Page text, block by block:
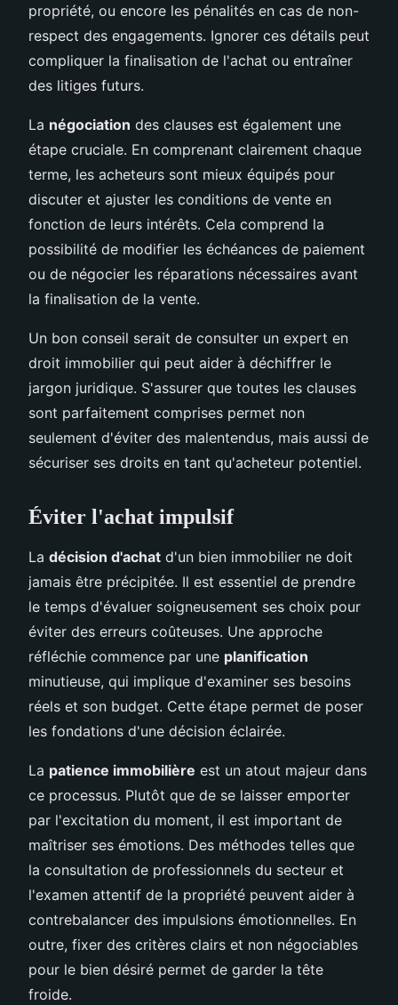
propriété, ou encore les pénalités en cas de non-
respect des engagements. Ignorer ces détails peut
compliquer la finalisation de l'achat ou entraîner
des litiges futurs.
La négociation des clauses est également une
étape cruciale. En comprenant clairement chaque
terme, les acheteurs sont mieux équipés pour
discuter et ajuster les conditions de vente en
fonction de leurs intérêts. Cela comprend la
possibilité de modifier les échéances de paiement
ou de négocier les réparations nécessaires avant
la finalisation de la vente.
Un bon conseil serait de consulter un expert en
droit immobilier qui peut aider à déchiffrer le
jargon juridique. S'assurer que toutes les clauses
sont parfaitement comprises permet non
seulement d'éviter des malentendus, mais aussi de
sécuriser ses droits en tant qu'acheteur potentiel.
Éviter l'achat impulsif
La décision d'achat d'un bien immobilier ne doit
jamais être précipitée. Il est essentiel de prendre
le temps d'évaluer soigneusement ses choix pour
éviter des erreurs coûteuses. Une approche
réfléchie commence par une planification
minutieuse, qui implique d'examiner ses besoins
réels et son budget. Cette étape permet de poser
les fondations d'une décision éclairée.
La patience immobilière est un atout majeur dans
ce processus. Plutôt que de se laisser emporter
par l'excitation du moment, il est important de
maîtriser ses émotions. Des méthodes telles que
la consultation de professionnels du secteur et
l'examen attentif de la propriété peuvent aider à
contrebalancer des impulsions émotionnelles. En
outre, fixer des critères clairs et non négociables
pour le bien désiré permet de garder la tête
froide.